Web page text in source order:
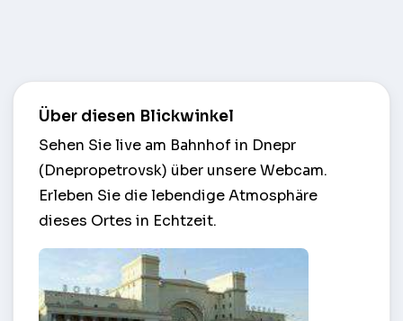
Über diesen Blickwinkel
Sehen Sie live am Bahnhof in Dnepr
(Dnepropetrovsk) über unsere Webcam.
Erleben Sie die lebendige Atmosphäre
dieses Ortes in Echtzeit.